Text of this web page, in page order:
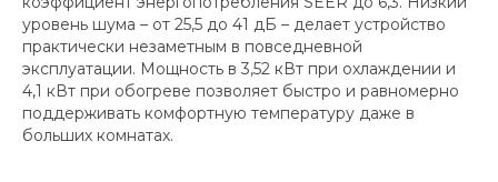
уровень шума – от 25,5 до 41 дБ – делает устройство
практически незаметным в повседневной
эксплуатации. Мощность в 3,52 кВт при охлаждении и
4,1 кВт при обогреве позволяет быстро и равномерно
поддерживать комфортную температуру даже в
больших комнатах.